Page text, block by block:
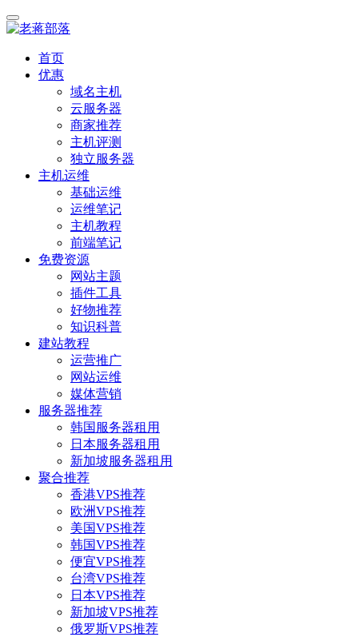
首页
优惠
域名主机
云服务器
商家推荐
主机评测
独立服务器
主机运维
基础运维
运维笔记
主机教程
前端笔记
免费资源
网站主题
插件工具
好物推荐
知识科普
建站教程
运营推广
网站运维
媒体营销
服务器推荐
韩国服务器租用
日本服务器租用
新加坡服务器租用
聚合推荐
香港VPS推荐
欧洲VPS推荐
美国VPS推荐
韩国VPS推荐
便宜VPS推荐
台湾VPS推荐
日本VPS推荐
新加坡VPS推荐
俄罗斯VPS推荐